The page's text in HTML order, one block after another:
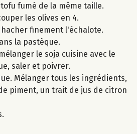
fumé de la même taille.
les olives en 4.
finement l'échalote.
la pastèque.
le soja cuisine avec le
saler et poivrer.
Mélanger tous les ingrédients,
piment, un trait de jus de citron